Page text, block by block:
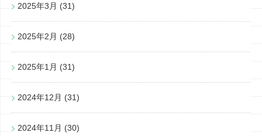
2025年3月 (31)
2025年2月 (28)
2025年1月 (31)
2024年12月 (31)
2024年11月 (30)